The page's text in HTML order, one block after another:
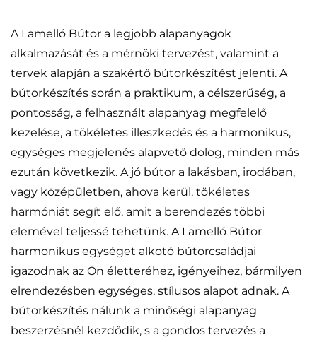
A Lamelló Bútor a legjobb alapanyagok
alkalmazását és a mérnöki tervezést, valamint a
tervek alapján a szakértő bútorkészítést jelenti. A
bútorkészítés során a praktikum, a célszerűség, a
pontosság, a felhasznált alapanyag megfelelő
kezelése, a tökéletes illeszkedés és a harmonikus,
egységes megjelenés alapvető dolog, minden más
ezután következik. A jó bútor a lakásban, irodában,
vagy középületben, ahova kerül, tökéletes
harmóniát segít elő, amit a berendezés többi
elemével teljessé tehetünk. A Lamelló Bútor
harmonikus egységet alkotó bútorcsaládjai
igazodnak az Ön életteréhez, igényeihez, bármilyen
elrendezésben egységes, stílusos alapot adnak. A
bútorkészítés nálunk a minőségi alapanyag
beszerzésnél kezdődik, s a gondos tervezés a